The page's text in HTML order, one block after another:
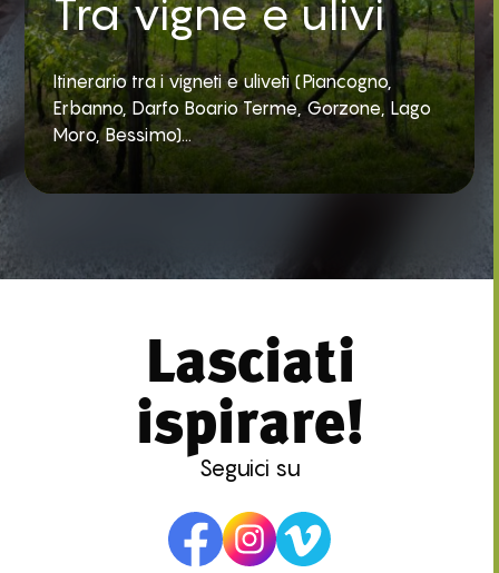
Tra vigne e ulivi
Itinerario tra i vigneti e uliveti (Piancogno,
Erbanno, Darfo Boario Terme, Gorzone, Lago
Moro, Bessimo)...
Lasciati
ispirare!
Seguici su